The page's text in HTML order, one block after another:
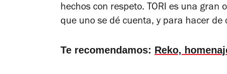
hechos con respeto. TORI es una
que uno se dé cuenta, y para hacer
Te recomendamos: Reko,